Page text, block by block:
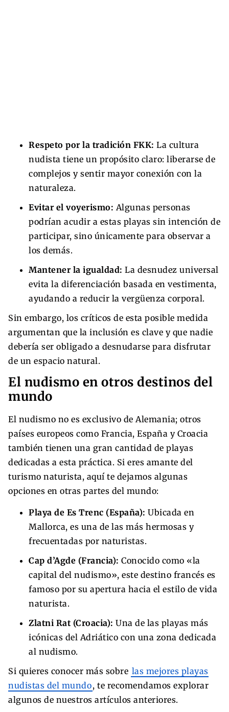
Respeto por la tradición FKK: La cultura
nudista tiene un propósito claro: liberarse de
complejos y sentir mayor conexión con la
naturaleza.
Evitar el voyerismo: Algunas personas
podrían acudir a estas playas sin intención de
participar, sino únicamente para observar a
los demás.
Mantener la igualdad: La desnudez universal
evita la diferenciación basada en vestimenta,
ayudando a reducir la vergüenza corporal.
Sin embargo, los críticos de esta posible medida
argumentan que la inclusión es clave y que nadie
debería ser obligado a desnudarse para disfrutar
de un espacio natural.
El nudismo en otros destinos del
mundo
El nudismo no es exclusivo de Alemania; otros
países europeos como Francia, España y Croacia
también tienen una gran cantidad de playas
dedicadas a esta práctica. Si eres amante del
turismo naturista, aquí te dejamos algunas
opciones en otras partes del mundo:
Playa de Es Trenc (España): Ubicada en
Mallorca, es una de las más hermosas y
frecuentadas por naturistas.
Cap d’Agde (Francia): Conocido como «la
capital del nudismo», este destino francés es
famoso por su apertura hacia el estilo de vida
naturista.
Zlatni Rat (Croacia): Una de las playas más
icónicas del Adriático con una zona dedicada
al nudismo.
Si quieres conocer más sobre las mejores playas
nudistas del mundo, te recomendamos explorar
algunos de nuestros artículos anteriores.